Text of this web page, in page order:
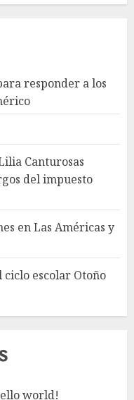
responder a los
Canturosas
del impuesto
en Las Américas y
escolar Otoño
world!